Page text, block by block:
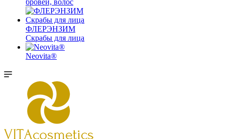
бровей, волос
ФЛЕРЭНЗИМ
Скрабы для лица
Neovita®